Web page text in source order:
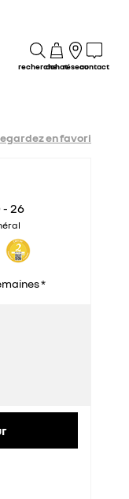
rechercheachatréseaucontact
en favori
- 26
*